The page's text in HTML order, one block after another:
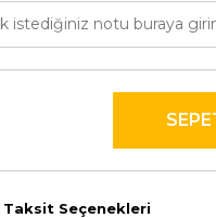
Taksit Seçenekleri